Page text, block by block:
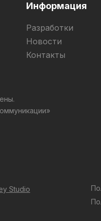
Информация
Разработки
Новости
Контакты
Studio